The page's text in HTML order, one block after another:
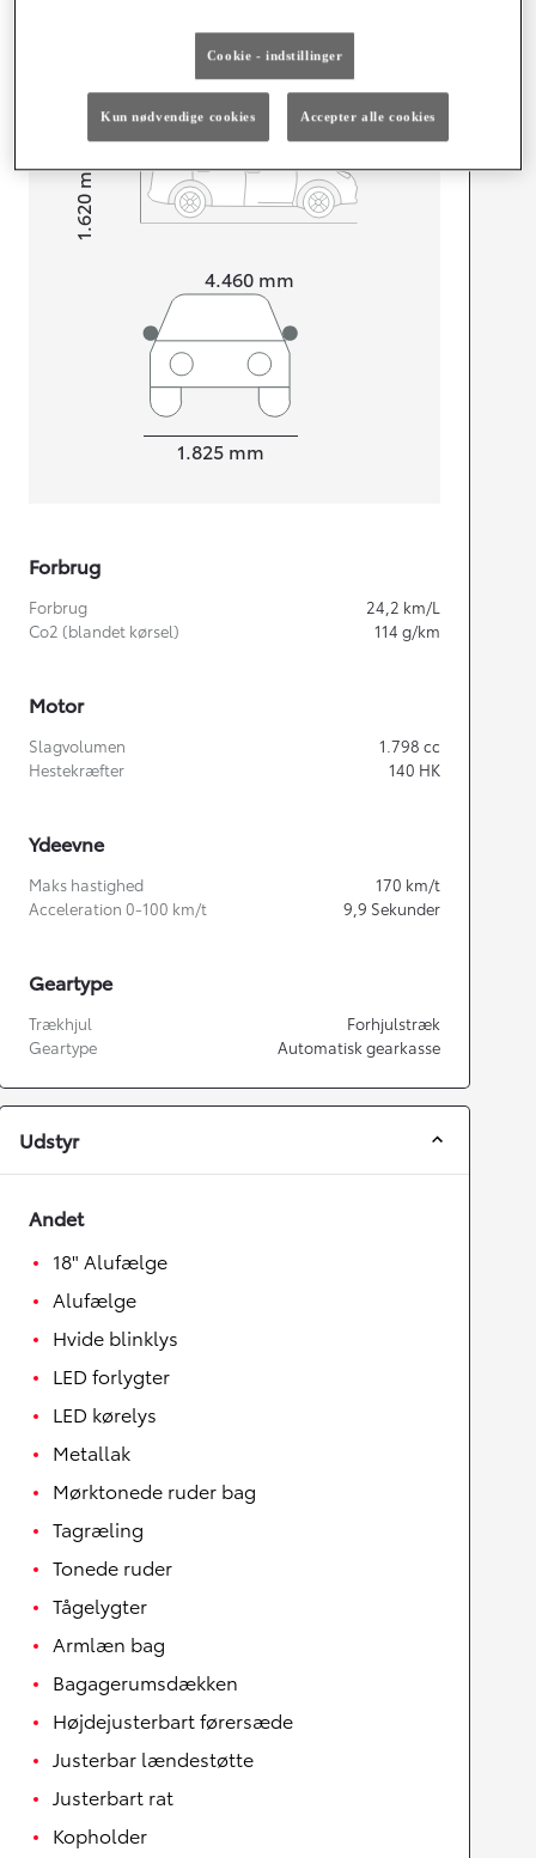
4.460 mm
Højt1.620
mm
1.825 mm
Forbrug
Forbrug 24,2 km/L
Co2 (blandet kørsel)
114 g/km
Motor
Slagvolumen 1.798 cc
Hestekræfter
140 HK
Ydeevne
Maks hastighed 170 km/t
Acceleration 0-100 km/t
9,9 Sekunder
Geartype
Trækhjul
Forhjulstræk
Geartype
Automatisk gearkasse
Udstyr
Andet
18" Alufælge
Alufælge
Hvide blinklys
LED forlygter
LED kørelys
Metallak
Mørktonede ruder bag
Tagræling
Tonede ruder
Tågelygter
Armlæn bag
Bagagerumsdækken
Højdejusterbart førersæde
Justerbar lændestøtte
Justerbart rat
Kopholder
Cookie - indstillinger
Kun nødvendige cookies Accepter alle cookies